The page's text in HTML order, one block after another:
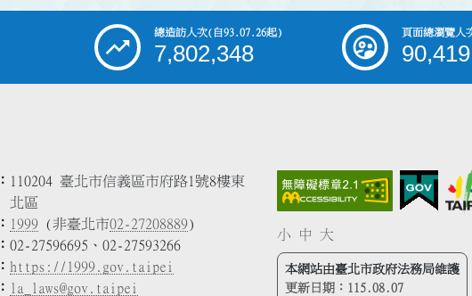
總造訪人次(自93.07.26起)
7,802,348
頁面總瀏覽人
110204 臺北市信義區市府路1號8樓東
北區
1999 (非臺北市02-27208889)
02-27596695、02-27593266
https://1999.gov.taipei
la_laws@gov.taipei
小 中 大
本網站由臺北市政府法務局維護
更新日期： 115.08.07